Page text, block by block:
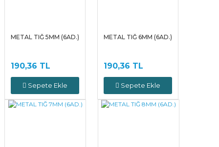
METAL TIĞ 5MM (6AD.)
190,36 TL
Sepete Ekle
METAL TIĞ 6MM (6AD.)
190,36 TL
Sepete Ekle